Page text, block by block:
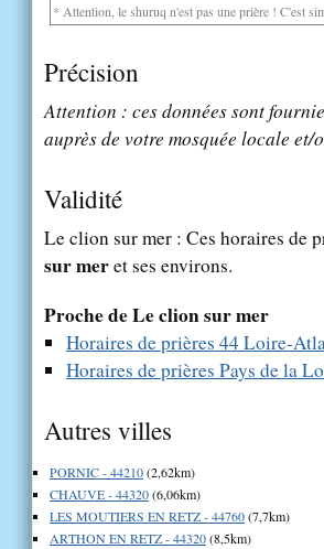
* Attention, le shuruq n'est pas une prière ! C'est
Précision
Attention : ces données sont
auprès de votre mosquée locale
Validité
Le clion sur mer : Ces horaires de
sur meret ses environs.
Proche de Le clion sur mer
Horaires de prières 44 Loire-
Horaires de prières Pays de la
Autres villes
PORNIC - 44210(2,62km)
CHAUVE - 44320(6,06km)
LES MOUTIERS EN RETZ - 44760(7,7km)
ARTHON EN RETZ - 44320(8,5km)